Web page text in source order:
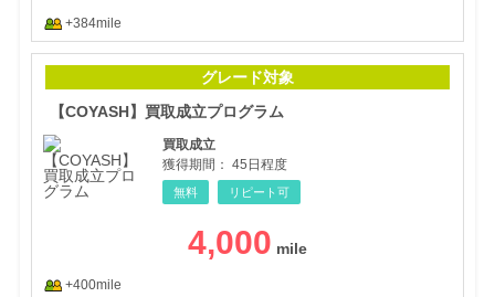
+384mile
グレード対象
【COYASH】買取成立プログラム
買取成立
獲得期間： 45日程度
無料 リピート可
4,000
+400mile